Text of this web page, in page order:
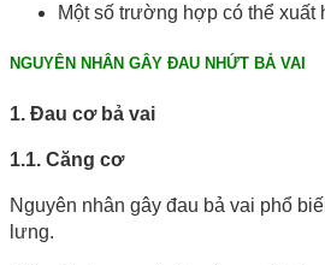
Một số trường hợp có thể
NGUYÊN NHÂN GÂY ĐAU NHỨT BẢ VAI
1. Đau cơ bả vai
1.1. Căng cơ
Nguyên nhân gây đau bả vai phổ
lưng.